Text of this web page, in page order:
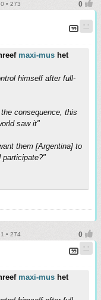
• 273
maxi-mus het
himself after full-
consequence, this
saw it"
them [Argentina] to
participate?"
• 274
maxi-mus het